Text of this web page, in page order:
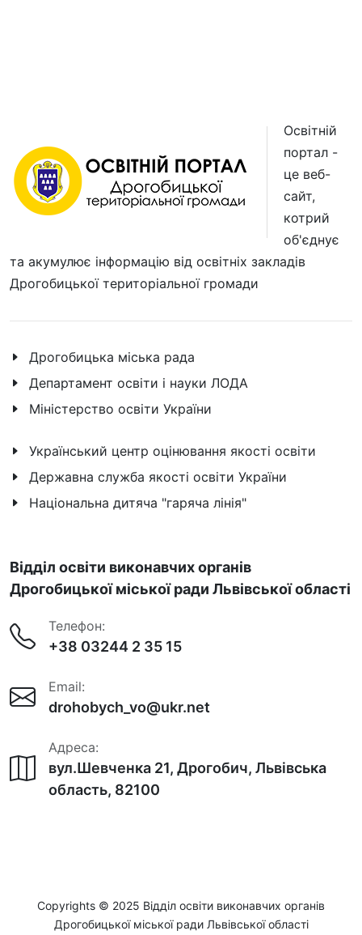
Освітній
портал -
це веб-
сайт,
котрий
об'єднує
та акумулює інформацію від освітніх закладів
Дрогобицької територіальної громади
Дрогобицька міська рада
Департамент освіти і науки ЛОДА
Міністерство освіти України
Український центр оцінювання якості освіти
Державна служба якості освіти України
Національна дитяча "гаряча лінія"
Відділ освіти виконавчих органів
Дрогобицької міської ради Львівської області
Телефон:
+38 03244 2 35 15
Email:
drohobych_vo@ukr.net
Адреса:
вул.Шевченка 21, Дрогобич, Львівська
область, 82100
Copyrights © 2025 Відділ освіти виконавчих органів
Дрогобицької міської ради Львівської області